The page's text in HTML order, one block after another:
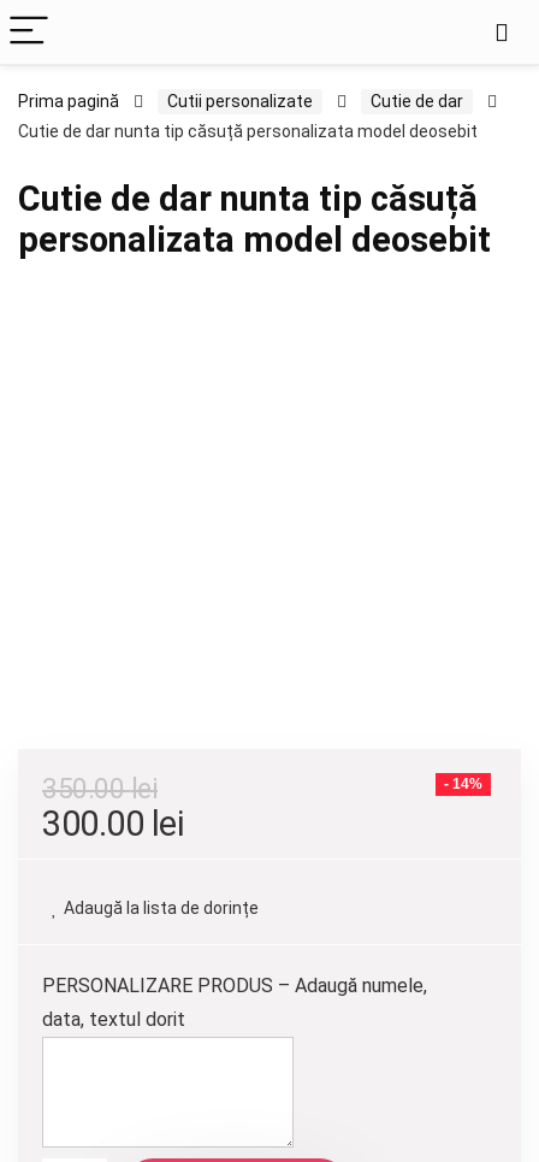
Prima pagină Cutii personalizate
Cutie de dar
Cutie de dar nunta tip căsuță personalizata model deosebit
Cutie de dar nunta tip căsuță
personalizata model deosebit
- 14%
350.00lei
Prețul
fost:
300.00 lei
este:
300.00 lei.
Adaugă la lista de dorințe
PERSONALIZARE PRODUS – Adaugă numele,
data, textul dorit